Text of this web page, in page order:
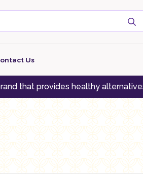
Us
provides healthy alternatives to